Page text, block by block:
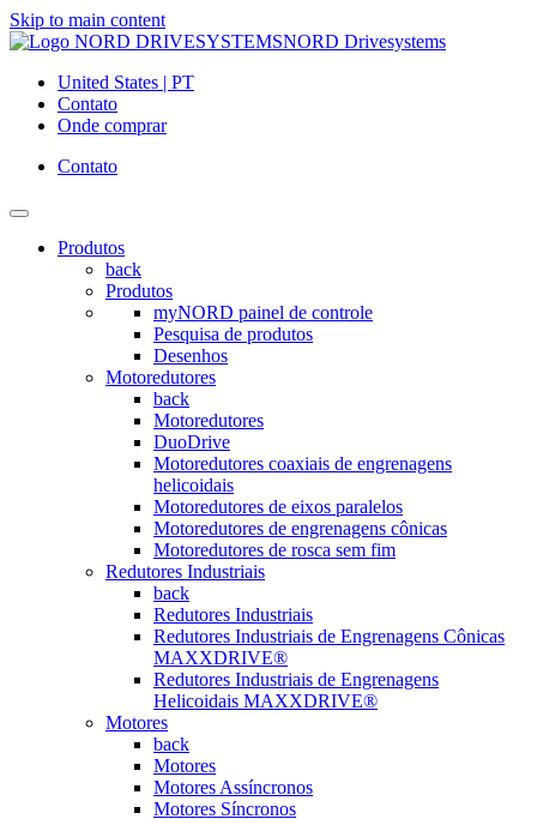
Skip to main content
NORD Drivesystems
United States | PT
Contato
Onde comprar
Contato
Produtos
back
Produtos
myNORD painel de controle
Pesquisa de produtos
Desenhos
Motoredutores
back
Motoredutores
DuoDrive
Motoredutores coaxiais de engrenagens
helicoidais
Motoredutores de eixos paralelos
Motoredutores de engrenagens cônicas
Motoredutores de rosca sem fim
Redutores Industriais
back
Redutores Industriais
Redutores Industriais de Engrenagens Cônicas
MAXXDRIVE®
Redutores Industriais de Engrenagens
Helicoidais MAXXDRIVE®
Motores
back
Motores
Motores Assíncronos
Motores Síncronos